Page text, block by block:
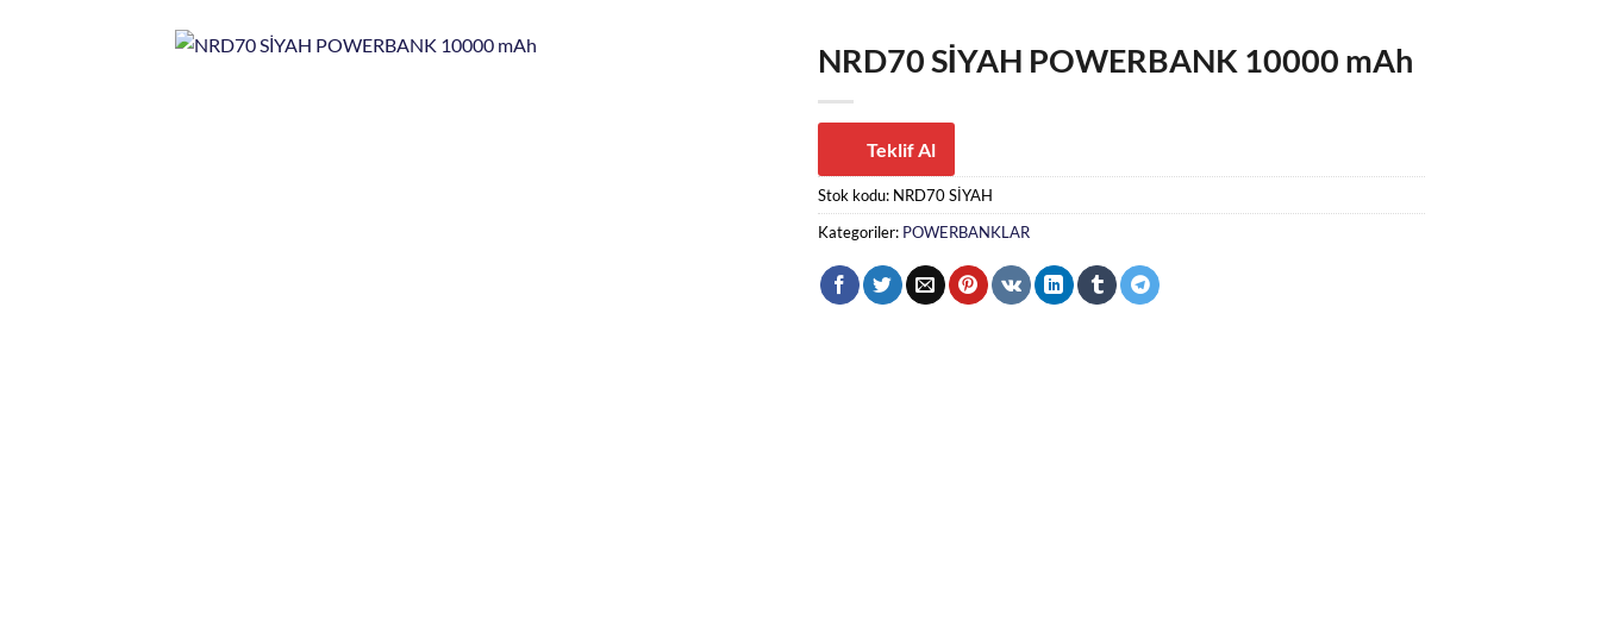
NRD70 SİYAH POWERBANK 10000 mAh
Teklif Al
Stok kodu: NRD70 SİYAH
Kategoriler: POWERBANKLAR